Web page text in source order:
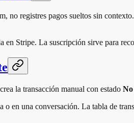
no registres pagos sueltos sin
en Stripe. La suscripción sirve para
la transacción manual con estado
o en una conversación. La tabla de